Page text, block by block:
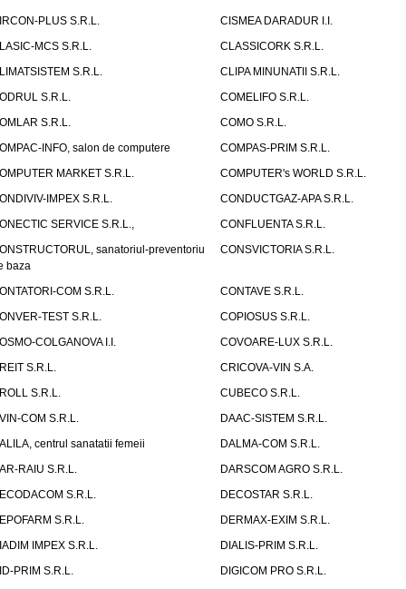
PLUS S.R.L.
CISMEA DARADUR I.I.
MCS S.R.L.
CLASSICORK S.R.L.
S.R.L.
CLIPA MINUNATII S.R.L.
S.R.L.
COMELIFO S.R.L.
S.R.L.
COMO S.R.L.
INFO, salon de computere
COMPAS-PRIM S.R.L.
MARKET S.R.L.
COMPUTER's WORLD S.R.L.
IMPEX S.R.L.
CONDUCTGAZ-APA S.R.L.
SERVICE S.R.L.,
CONFLUENTA S.R.L.
sanatoriul-preventoriu
baza
CONSVICTORIA S.R.L.
COM S.R.L.
CONTAVE S.R.L.
TEST S.R.L.
COPIOSUS S.R.L.
COLGANOVA I.I.
COVOARE-LUX S.R.L.
S.R.L.
CRICOVA-VIN S.A.
S.R.L.
CUBECO S.R.L.
COM S.R.L.
DAAC-SISTEM S.R.L.
centrul sanatatii femeii
DALMA-COM S.R.L.
RAIU S.R.L.
DARSCOM AGRO S.R.L.
S.R.L.
DECOSTAR S.R.L.
S.R.L.
DERMAX-EXIM S.R.L.
IMPEX S.R.L.
DIALIS-PRIM S.R.L.
PRIM S.R.L.
DIGICOM PRO S.R.L.